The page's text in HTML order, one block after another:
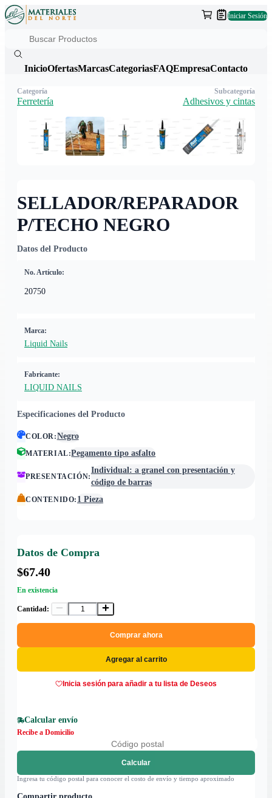
Iniciar Sesión
InicioOfertasMarcasCategoriasFAQEmpresaContacto
SELLADOR/REPARADOR
P/TECHO NEGRO
Datos del Producto
No. Artículo:
20750
Marca:
Liquid Nails
Fabricante:
LIQUID NAILS
Especificaciones del Producto
COLOR:Negro
MATERIAL:Pegamento tipo asfalto
PRESENTACIÓN:
Individual: a granel con presentación y
código de barras
CONTENIDO: 1 Pieza
Datos de Compra
$67.40
En existencia
Cantidad:
Comprar ahora
Agregar al carrito
Inicia sesión para añadir a tu lista de Deseos
Calcular envío
Recibe a Domicilio
Calcular
Ingresa tu código postal para conocer el costo de envío y tiempo aproximado
Categoría
Ferretería
Subcategoría
Adhesivos y cintas